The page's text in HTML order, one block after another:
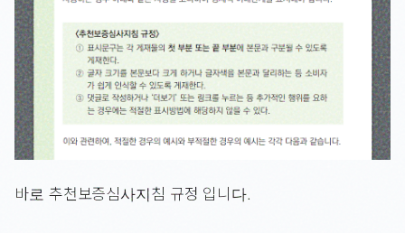
바로 추천보증심사지침 규정 입니다.